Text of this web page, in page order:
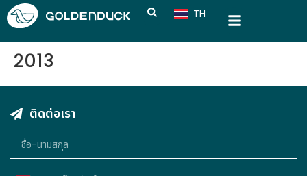
TH
CN
2013
ติดต่อเรา